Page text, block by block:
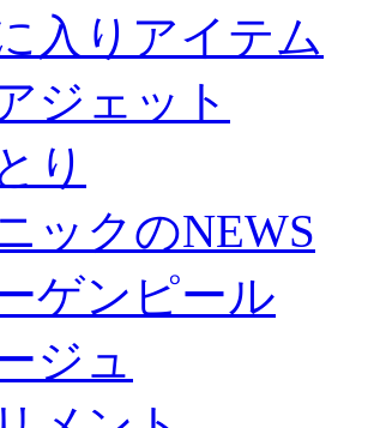
入りアイテム
ジェット
り
ックのNEWS
ゲンピール
ジュ